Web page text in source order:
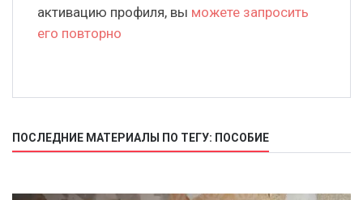
активацию профиля, вы можете запросить
его повторно
ПОСЛЕДНИЕ МАТЕРИАЛЫ ПО ТЕГУ: ПОСОБИЕ